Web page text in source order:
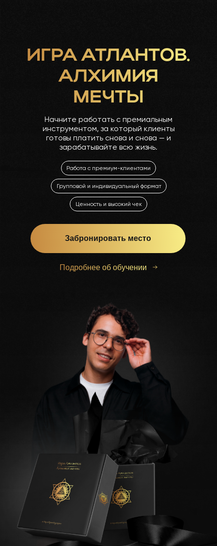
ИГРА АТЛАНТОВ.
АЛХИМИЯ
МЕЧТЫ
Забронировать место
Подробнее об обучении
Начните работать с премиальным
инструментом, за который клиенты
готовы платить снова и снова — и
зарабатывайте всю жизнь.
Ценность и высокий чек
Групповой и индивидуальный формат
Работа с премиум-клиентами